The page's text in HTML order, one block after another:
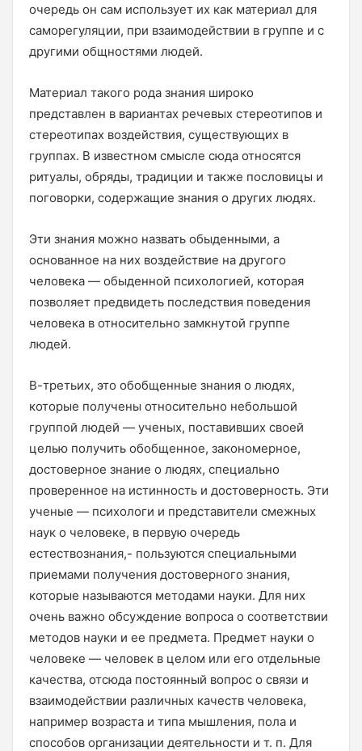
очередь он сам использует их как материал для
саморегуляции, при взаимодействии в группе и с
другими общностями людей.
Материал такого рода знания широко
представлен в вариантах речевых стереотипов и
стереотипах воздействия, существующих в
группах. В известном смысле сюда относятся
ритуалы, обряды, традиции и также пословицы и
поговорки, содержащие знания о других людях.
Эти знания можно назвать обыденными, а
основанное на них воздействие на другого
человека — обыденной психологией, которая
позволяет предвидеть последствия поведения
человека в относительно замкнутой группе
людей.
В-третьих, это обобщенные знания о людях,
которые получены относительно небольшой
группой людей — ученых, поставивших своей
целью получить обобщенное, закономерное,
достоверное знание о людях, специально
проверенное на истинность и достоверность. Эти
ученые — психологи и представители смежных
наук о человеке, в первую очередь
естествознания,- пользуются специальными
приемами получения достоверного знания,
которые называются методами науки. Для них
очень важно обсуждение вопроса о соответствии
методов науки и ее предмета. Предмет науки о
человеке — человек в целом или его отдельные
качества, отсюда постоянный вопрос о связи и
взаимодействии различных качеств человека,
например возраста и типа мышления, пола и
способов организации деятельности и т. п. Для